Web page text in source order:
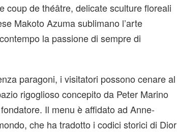
coup de théâtre, delicate sculture floreali
Makoto Azuma sublimano l’arte
la passione di sempre di
paragoni, i visitatori possono cenare al
rigoglioso concepito da Peter Marino
Il menu è affidato ad Anne-
che ha tradotto i codici storici di Dior